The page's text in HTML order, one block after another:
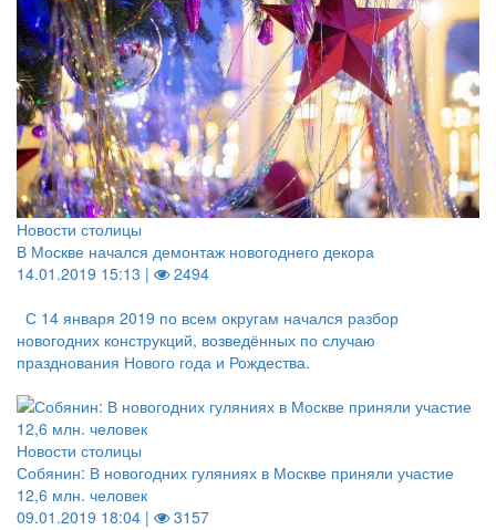
Новости столицы
В Москве начался демонтаж новогоднего декора
14.01.2019 15:13 |
2494
С 14 января 2019 по всем округам начался разбор
новогодних конструкций, возведённых по случаю
празднования Нового года и Рождества.
Новости столицы
Собянин: В новогодних гуляниях в Москве приняли участие
12,6 млн. человек
09.01.2019 18:04 |
3157